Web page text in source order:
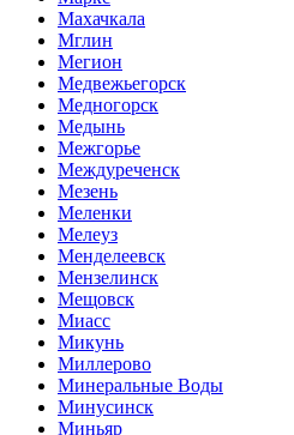
Махачкала
Мглин
Мегион
Медвежьегорск
Медногорск
Медынь
Межгорье
Междуреченск
Мезень
Меленки
Мелеуз
Менделеевск
Мензелинск
Мещовск
Миасс
Микунь
Миллерово
Минеральные Воды
Минусинск
Миньяр